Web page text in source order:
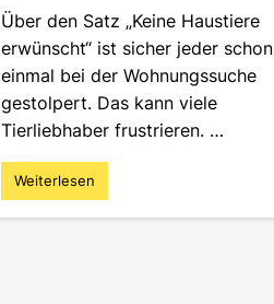
Über den Satz „Keine Haustiere
erwünscht“ ist sicher jeder schon
einmal bei der Wohnungssuche
gestolpert. Das kann viele
Tierliebhaber frustrieren. …
"Das
Tierheim
Weiterlesen